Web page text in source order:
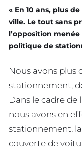
« En 10 ans, plus
ville. Le tout sans
l’opposition
politique de
Nous avons plus
stationnement,
Dans le cadre
nous avons en
stationnement,
couverte de